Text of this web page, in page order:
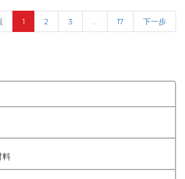
1 (current)
2 3 17 下一步
料